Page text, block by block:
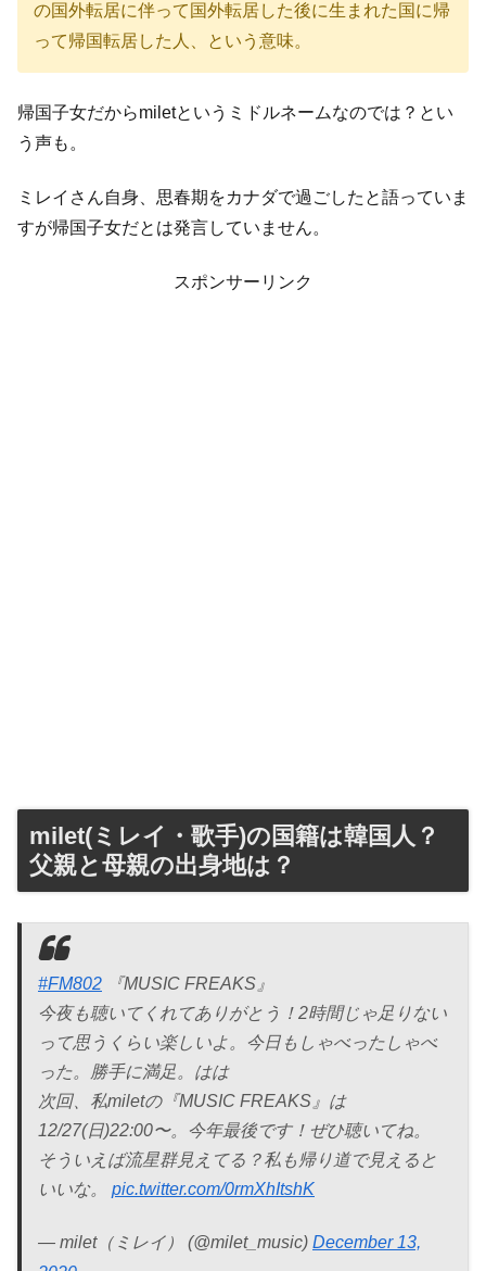
の国外転居に伴って国外転居した後に生まれた国に帰
って帰国転居した人、という意味。
帰国子女だからmiletというミドルネームなのでは？とい
う声も。
ミレイさん自身、思春期をカナダで過ごしたと語っていま
すが帰国子女だとは発言していません。
スポンサーリンク
milet(ミレイ・歌手)の国籍は韓国人？
父親と母親の出身地は？
#FM802 『MUSIC FREAKS』
今夜も聴いてくれてありがとう！2時間じゃ足りない
って思うくらい楽しいよ。今日もしゃべったしゃべ
った。勝手に満足。はは
次回、私miletの『MUSIC FREAKS』は
12/27(日)22:00〜。今年最後です！ぜひ聴いてね。
そういえば流星群見えてる？私も帰り道で見えると
いいな。 pic.twitter.com/0rmXhItshK
— milet（ミレイ） (@milet_music) December 13,